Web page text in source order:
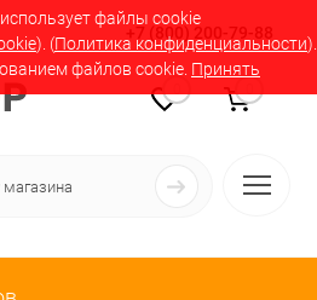
файлы cookie
). (Политика конфиденциальности).
файлов cookie. Принять
+7 (800) 200-79-88